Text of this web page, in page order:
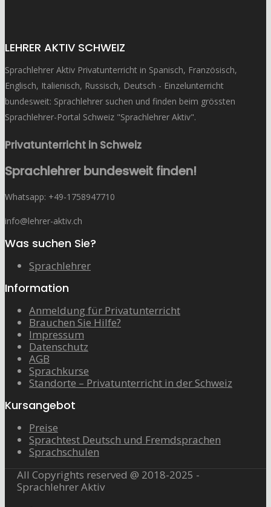
LEHRER AKTIV SCHWEIZ
Sprachlehrer Aktiv Privatunterricht in Spanisch, Französisch,
Englisch, Italienisch, Russisch, Deutsch - Einzelunterricht
bundesweit: Sprachlehrer suchen und finden beim grössten
Sprachlehrer-Portal Schweiz "Sprachlehrer Aktiv".
Privatunterricht in Schweiz
Sprachlehrer bundesweit finden!
Whatsapp: ‭+49-1758947710
info@lehrer-aktiv.ch
Was suchen Sie?
Sprachlehrer
Information
Anmeldung für Privatunterricht
Brauchen Sie Hilfe?
Impressum
Datenschutz
AGB
Sprachkurse
Standorte – Privatunterricht in der Schweiz
Kursangebot
Preise
Sprachtest Deutsch und Fremdsprachen
Sprachschulen
All Copyrights reserved @ 2018-2025 -
Sprachlehrer Aktiv